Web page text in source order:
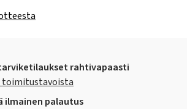
rahtivapaasti
toimitustavoista
ilmainen palautus